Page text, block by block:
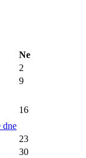
Ne
2
9
dne
16
23
30